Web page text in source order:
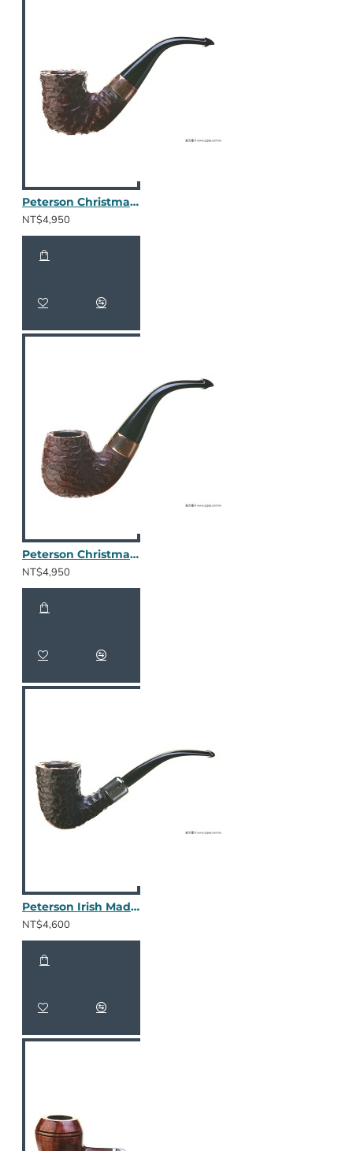
Peterson Christmas 2025 05
NT$4,950
Peterson Christmas 2025 221
NT$4,950
Peterson Irish Made Army Rusticated 128
NT$4,600